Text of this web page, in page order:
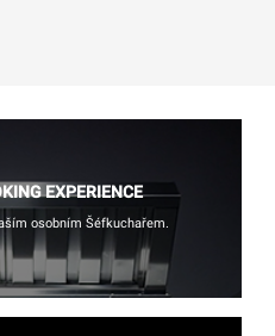
EXPERIENCE
osobním Šéfkuchařem.